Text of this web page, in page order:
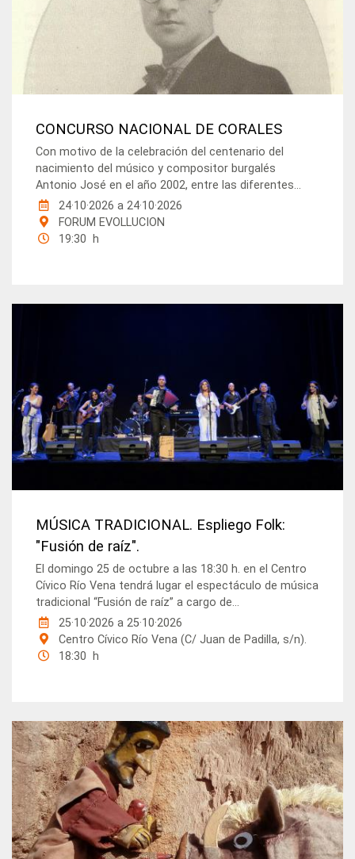
CONCURSO NACIONAL DE CORALES
Con motivo de la celebración del centenario del
nacimiento del músico y compositor burgalés
Antonio José en el año 2002, entre las diferentes...
24·10·2026a24·10·2026
FORUM EVOLLUCION
19:30 h
MÚSICA TRADICIONAL. Espliego Folk:
"Fusión de raíz".
El domingo 25 de octubre a las 18:30 h. en el Centro
Cívico Río Vena tendrá lugar el espectáculo de música
tradicional “Fusión de raíz” a cargo de...
25·10·2026a25·10·2026
Centro Cívico Río Vena (C/ Juan de Padilla, s/n).
18:30 h